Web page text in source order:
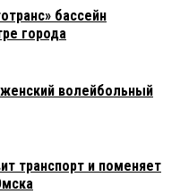
бассейн
города
волейбольный
транспорт и поменяет